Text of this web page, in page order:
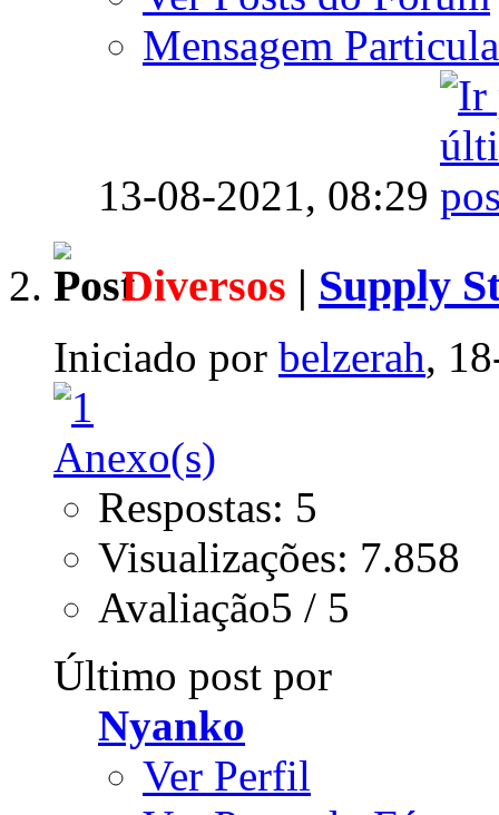
Mensagem
13-08-2021, 08:29
Diversos | Supply
Iniciado por belzerah,
Respostas: 5
Visualizações: 7.858
Avaliação5 / 5
Último post por
Nyanko
Ver Perfil